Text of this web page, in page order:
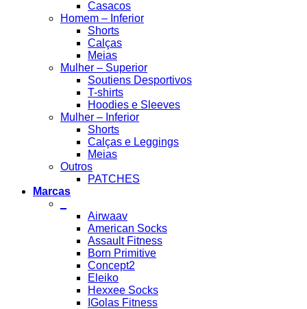
Casacos
Homem – Inferior
Shorts
Calças
Meias
Mulher – Superior
Soutiens Desportivos
T-shirts
Hoodies e Sleeves
Mulher – Inferior
Shorts
Calças e Leggings
Meias
Outros
PATCHES
Marcas
Airwaav
American Socks
Assault Fitness
Born Primitive
Concept2
Eleiko
Hexxee Socks
IGolas Fitness